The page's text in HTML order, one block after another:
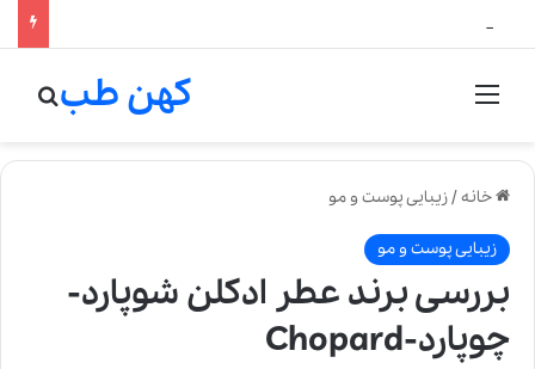
منو کهن طب
خانه/زیبایی پوست و مو
زیبایی پوست و مو
بررسی برند عطر ادکلن شوپارد-
چوپارد-Chopard